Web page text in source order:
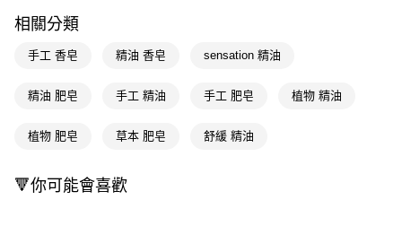
ATM／網路銀行／等多元方式進行付款，方視為交易完成。
購買商品的店家。未經商家同意取消之訂單仍視為有效，需透過AFTEE先享
是否繳費成功／繳費後需取消欲退款等相關疑問，請聯繫「AFTEE先享後付
易，需依本服務之必要範圍內提供個人資料，並將交易相關給付款項請求債
萊爾富取貨付款
每筆NT$65，滿NT$490(含以上)免運費
7-11取貨付款
相關分類
手工 香皂 精油 香皂 sensation 精油
精油 肥皂 手工 精油 手工 肥皂 植物 精油
植物 肥皂 草本 肥皂 舒緩 精油
🔻你可能會喜歡